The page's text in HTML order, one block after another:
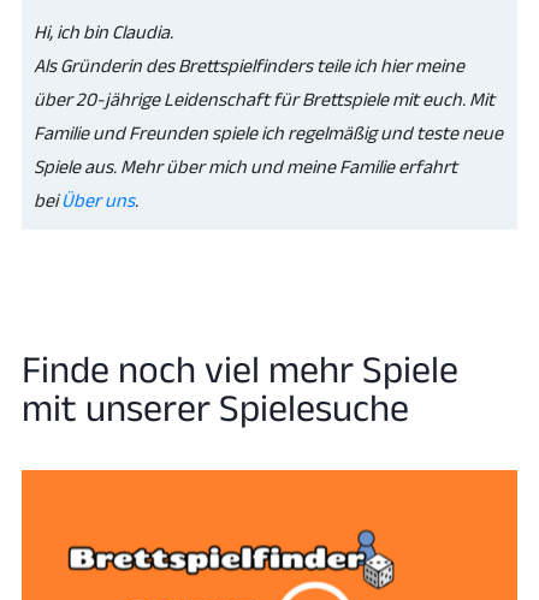
Hi, ich bin Claudia.
Als Gründerin des Brettspielfinders teile ich hier meine
über 20-jährige Leidenschaft für Brettspiele mit euch. Mit
Familie und Freunden spiele ich regelmäßig und teste neue
Spiele aus. Mehr über mich und meine Familie erfahrt
beiÜber uns.
Finde noch viel mehr Spiele
mit unserer Spielesuche